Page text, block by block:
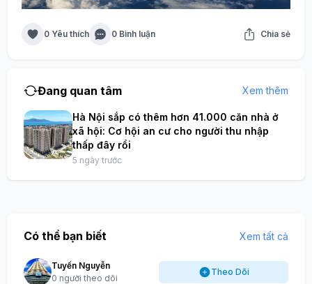
0 Yêu thích 0 Bình luận Chia sẻ
Đang quan tâm Xem thêm
Hà Nội sắp có thêm hơn 41.000 căn nhà ở
xã hội: Cơ hội an cư cho người thu nhập
thấp đây rồi
5 ngày trước
Có thể bạn biết Xem tất cả
Tuyến Nguyễn
0 người theo dõi
Theo Dõi